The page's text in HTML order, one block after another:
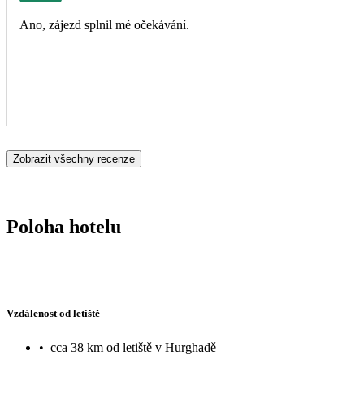
Ano, zájezd splnil mé očekávání.
Zobrazit všechny recenze
Poloha hotelu
Vzdálenost od letiště
• cca 38 km od letiště v Hurghadě